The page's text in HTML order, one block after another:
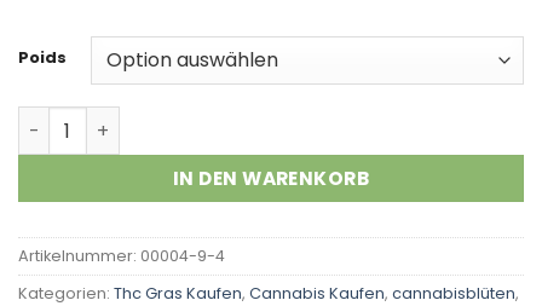
Poids
Four Way Menge
IN DEN WARENKORB
Artikelnummer: 00004-9-4
Kategorien: Thc Gras Kaufen, Cannabis Kaufen, cannabisblüten,